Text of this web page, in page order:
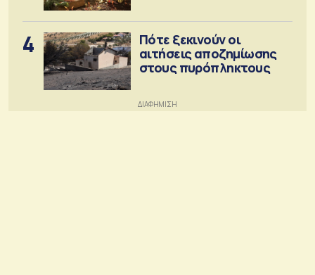
4
Πότε ξεκινούν οι
αιτήσεις αποζημίωσης
στους πυρόπληκτους